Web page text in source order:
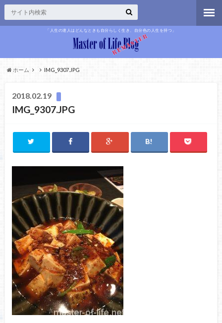
「人生の達人はどんなときも自分らしく生き、自分色の人生を持つ」
ホーム IMG_9307.JPG
2018.02.19
IMG_9307.JPG